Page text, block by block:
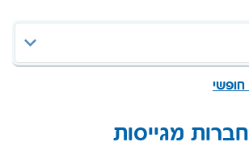
חברות מגייסות